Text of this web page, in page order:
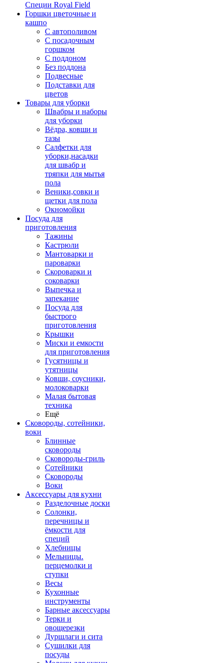
Специи Royal Field
Горшки цветочные и
кашпо
С автополивом
С посадочным
горшком
С поддоном
Без поддона
Подвесные
Подставки для
цветов
Товары для уборки
Швабры и наборы
для уборки
Вёдра, ковши и
тазы
Салфетки для
уборки,насадки
для швабр и
тряпки для мытья
пола
Веники,совки и
щетки для пола
Окномойки
Посуда для
приготовления
Тажины
Кастрюли
Мантоварки и
пароварки
Скороварки и
соковарки
Выпечка и
запекание
Посуда для
быстрого
приготовления
Крышки
Миски и емкости
для приготовления
Гусятницы и
утятницы
Ковши, соусники,
молоковарки
Малая бытовая
техника
Ещё
Сковороды, сотейники,
воки
Блинные
сковороды
Сковороды-гриль
Сотейники
Сковороды
Воки
Аксессуары для кухни
Разделочные доски
Солонки,
перечницы и
ёмкости для
специй
Хлебницы
Мельницы.
перцемолки и
ступки
Весы
Кухонные
инструменты
Барные аксессуары
Терки и
овощерезки
Дуршлаги и сита
Сушилки для
посуды